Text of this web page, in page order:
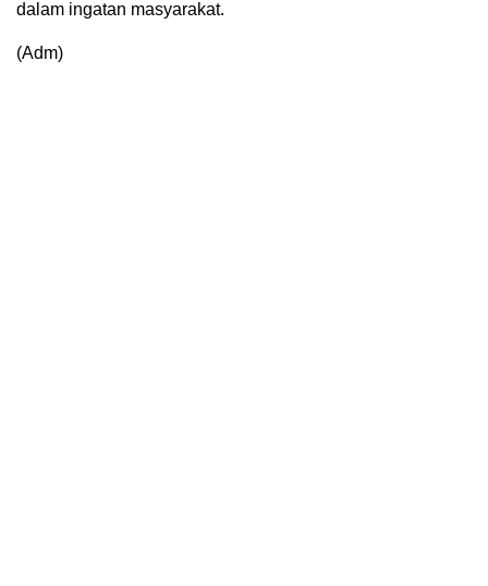
dalam ingatan masyarakat.
(Adm)